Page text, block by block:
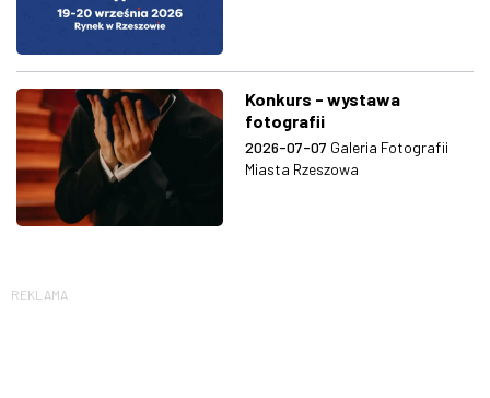
Konkurs - wystawa
fotografii
2026-07-07 Galeria Fotografii
Miasta Rzeszowa
REKLAMA